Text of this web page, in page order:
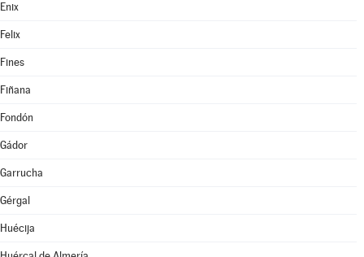
Enix
Felix
Fines
Fiñana
Fondón
Gádor
Garrucha
Gérgal
Huécija